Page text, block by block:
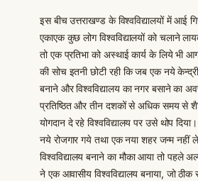
इस बीच उत्तराखण्ड के विश्वविद्यालयों में आई
एकाएक कुछ लोग विश्वविद्यालयों को चलाने
तो एक प्रतिभा को अस्थाई कार्य के लिये भी
की सोच इतनी छोटी रही कि जब एक नये
बनाने और विश्वविद्यालय का नगर बसाने का
प्रतिष्ठित और तीन दशकों से अधिक समय से
योगदान दे रहे विश्वविद्यालय पर उसे थोप
नये रोजगार गये तथा एक नया शहर जन्म नहीं
विश्वविद्यालय बनाने का मौका आया तो पहले
ने एक आवासीय विश्वविद्यालय बनाया, जो